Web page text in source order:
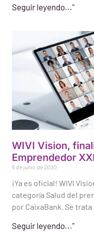
Seguir leyendo..."
WIVI Vision,
Emprendedor XXI
5 de junio de 2020
¡Ya es oficial! WIVI
categoría Salud del
por CaixaBank. Se trata
Seguir leyendo..."